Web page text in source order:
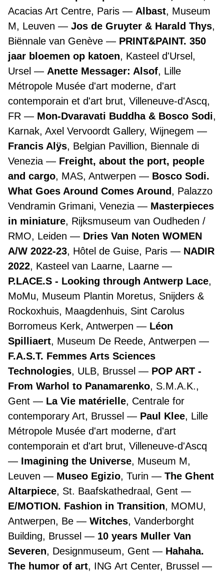
Acacias Art Centre, Paris
Albast, Museum
M, Leuven
Jos de Gruyter & Harald Thys,
Biënnale van Genève
PRINT&PAINT. 350
jaar bloemen op katoen, Kasteel d'Ursel,
Ursel
Anette Messager: Alsof, Lille
Métropole Musée d'art moderne, d'art
contemporain et d'art brut, Villeneuve-d'Ascq,
FR
Mon-Dvaravati Buddha & Bosco Sodi,
Karnak, Axel Vervoordt Gallery, Wijnegem
Francis Alÿs, Belgian Pavillion, Biennale di
Venezia
Freight, about the port, people
and cargo, MAS, Antwerpen
Bosco Sodi.
What Goes Around Comes Around, Palazzo
Vendramin Grimani, Venezia
Masterpieces
in miniature, Rijksmuseum van Oudheden /
RMO, Leiden
Dries Van Noten WOMEN
A/W 2022-23, Hôtel de Guise, Paris
NADIR
2022, Kasteel van Laarne, Laarne
P.LACE.S - Looking through Antwerp Lace,
MoMu, Museum Plantin Moretus, Snijders &
Rockoxhuis, Maagdenhuis, Sint Carolus
Borromeus Kerk, Antwerpen
Léon
Spilliaert, Museum De Reede, Antwerpen
F.A.S.T. Femmes Arts Sciences
Technologies, ULB, Brussel
POP ART -
From Warhol to Panamarenko, S.M.A.K.,
Gent
La Vie matérielle, Centrale for
contemporary Art, Brussel
Paul Klee, Lille
Métropole Musée d'art moderne, d'art
contemporain et d'art brut, Villeneuve-d'Ascq
Imagining the Universe, Museum M,
Leuven
Museo Egizio, Turin
The Ghent
Altarpiece, St. Baafskathedraal, Gent
E/MOTION. Fashion in Transition, MOMU,
Antwerpen, Be
Witches, Vanderborght
Building, Brussel
10 years Muller Van
Severen, Designmuseum, Gent
Hahaha.
The humor of art, ING Art Center, Brussel